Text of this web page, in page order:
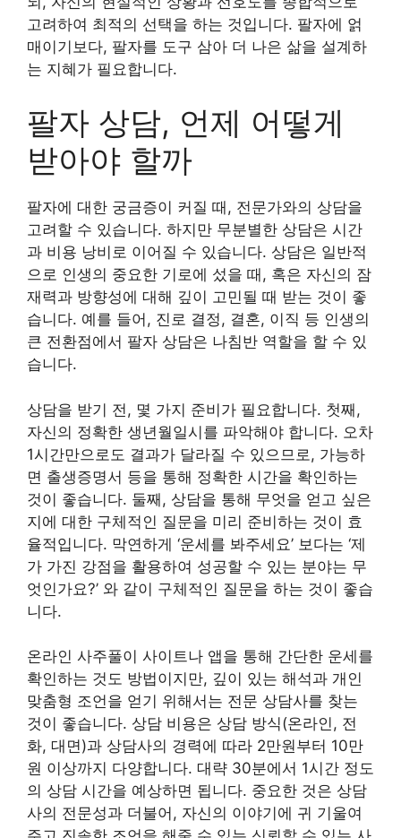
고려하여 최적의 선택을 하는 것입니다. 팔자에 얽
매이기보다, 팔자를 도구 삼아 더 나은 삶을 설계하
는 지혜가 필요합니다.
팔자 상담, 언제 어떻게
받아야 할까
팔자에 대한 궁금증이 커질 때, 전문가와의 상담을
고려할 수 있습니다. 하지만 무분별한 상담은 시간
과 비용 낭비로 이어질 수 있습니다. 상담은 일반적
으로 인생의 중요한 기로에 섰을 때, 혹은 자신의 잠
재력과 방향성에 대해 깊이 고민될 때 받는 것이 좋
습니다. 예를 들어, 진로 결정, 결혼, 이직 등 인생의
큰 전환점에서 팔자 상담은 나침반 역할을 할 수 있
습니다.
상담을 받기 전, 몇 가지 준비가 필요합니다. 첫째,
자신의 정확한 생년월일시를 파악해야 합니다. 오차
1시간만으로도 결과가 달라질 수 있으므로, 가능하
면 출생증명서 등을 통해 정확한 시간을 확인하는
것이 좋습니다. 둘째, 상담을 통해 무엇을 얻고 싶은
지에 대한 구체적인 질문을 미리 준비하는 것이 효
율적입니다. 막연하게 ‘운세를 봐주세요’ 보다는 ‘제
가 가진 강점을 활용하여 성공할 수 있는 분야는 무
엇인가요?’ 와 같이 구체적인 질문을 하는 것이 좋습
니다.
온라인 사주풀이 사이트나 앱을 통해 간단한 운세를
확인하는 것도 방법이지만, 깊이 있는 해석과 개인
맞춤형 조언을 얻기 위해서는 전문 상담사를 찾는
것이 좋습니다. 상담 비용은 상담 방식(온라인, 전
화, 대면)과 상담사의 경력에 따라 2만원부터 10만
원 이상까지 다양합니다. 대략 30분에서 1시간 정도
의 상담 시간을 예상하면 됩니다. 중요한 것은 상담
사의 전문성과 더불어, 자신의 이야기에 귀 기울여